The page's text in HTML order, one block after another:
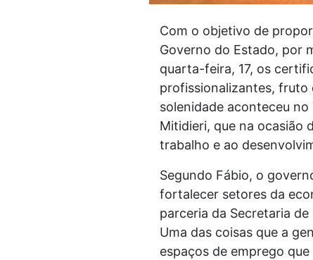
Com o objetivo de
Governo do Estado, por
quarta-feira, 17, os
profissionalizantes, fruto
solenidade aconteceu
Mitidieri, que na ocasião
trabalho e ao
Segundo Fábio, o
fortalecer setores da
parceria da Secretaria
Uma das coisas que a
espaços de emprego